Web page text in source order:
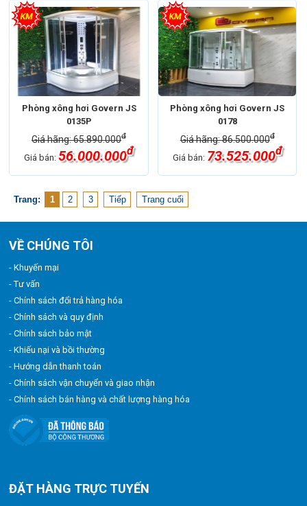
Phòng xông hơi Govern JS
0135P
Giá hãng: 65.890.000đ
Giá bán:56.000.000đ
Phòng xông hơi Govern JS
0178
Giá hãng: 86.500.000đ
Giá bán: 73.525.000đ
Trang: 1 2 3 Tiếp Trang cuối
VỀ CHÚNG TÔI
- Khuyến mại
- Tư vấn
- Chính sách đổi trả hàng hóa
- Chính sách và quy định
- Chính sách bảo mật
- Khiếu nại và bồi thường
- Hướng dẫn thanh toán
- Chính sách vận chuyển và giao nhận
- Chính sách bán hàng và chất lượng hàng hóa
ĐẶT HÀNG TRỰC TUYẾN